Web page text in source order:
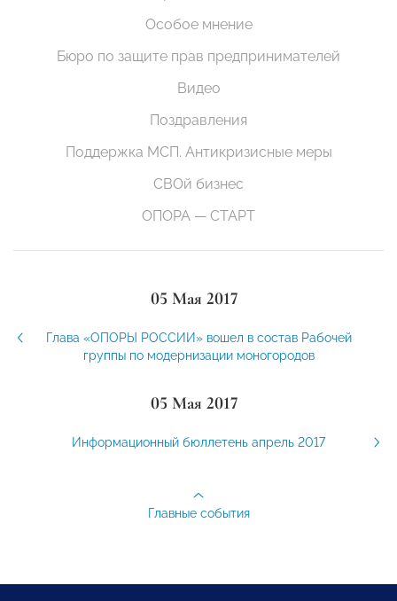
Особое мнение
Бюро по защите прав предпринимателей
Видео
Поздравления
Поддержка МСП. Антикризисные меры
СВОй бизнес
ОПОРА — СТАРТ
05 Мая 2017
Глава «ОПОРЫ РОССИИ» вошел в состав Рабочей
группы по модернизации моногородов
05 Мая 2017
Информационный бюллетень апрель 2017
Главные события